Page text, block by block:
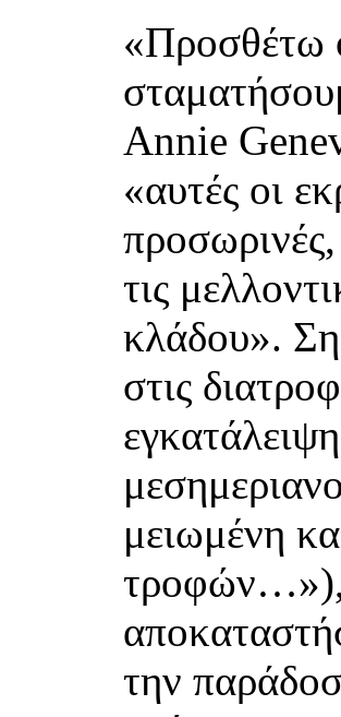
«Προσθέτω
Annie
«αυτές οι
τις
κλάδου».
στις
μειωμένη
τροφών…»),
την